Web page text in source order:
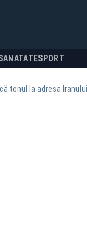
SPORT
tonul la adresa